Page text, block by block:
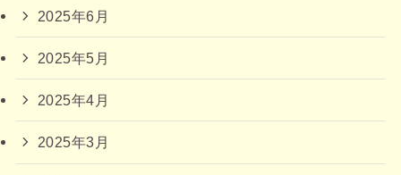
2025年6月
2025年5月
2025年4月
2025年3月